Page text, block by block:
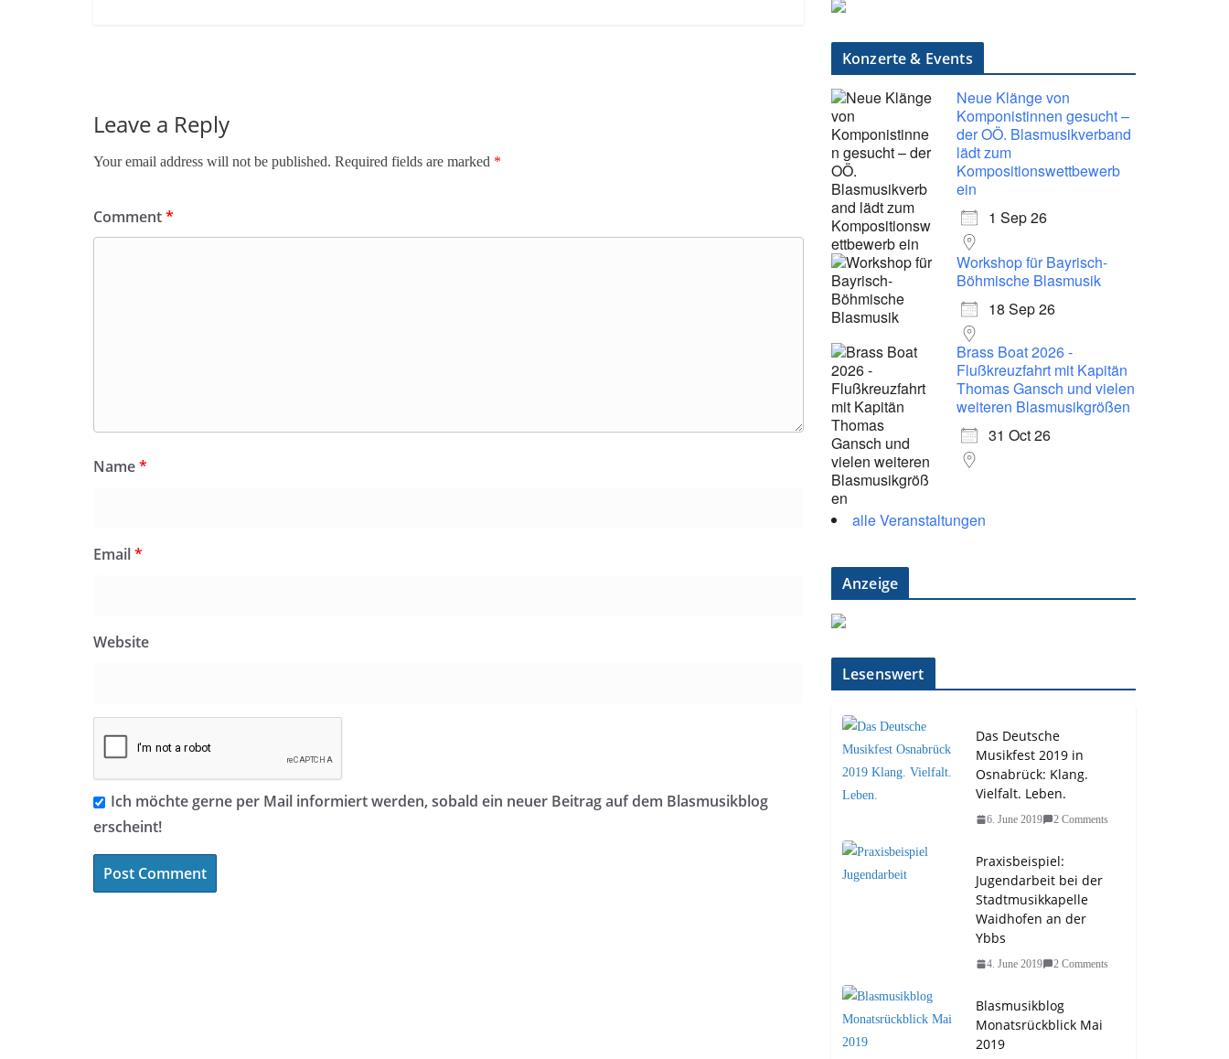
Leave a Reply
Your email address will not be published. Required fields are marked *
Comment*
Name*
Email*
Website
Ich möchte gerne per Mail informiert werden, sobald ein neuer Beitrag auf dem Blasmusikblog
erscheint!
Konzerte & Events
Neue Klänge von
Komponistinnen gesucht –
der OÖ. Blasmusikverband
lädt zum
Kompositionswettbewerb
ein
1 Sep 26
Workshop für Bayrisch-
Böhmische Blasmusik
18 Sep 26
Brass Boat 2026 -
Flußkreuzfahrt mit Kapitän
Thomas Gansch und vielen
weiteren Blasmusikgrößen
31 Oct 26
alle Veranstaltungen
Anzeige
Lesenswert
Das Deutsche
Musikfest 2019 in
Osnabrück: Klang.
Vielfalt. Leben.
6. June 2019 2 Comments
Praxisbeispiel:
Jugendarbeit bei der
Stadtmusikkapelle
Waidhofen an der
Ybbs
4. June 2019 2 Comments
Blasmusikblog
Monatsrückblick Mai
2019